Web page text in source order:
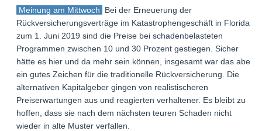
Meinung am Mittwoch
Bei der Erneuerung der
Rückversicherungsverträge im Katastrophengeschäft in Florida
zum 1. Juni 2019 sind die Preise bei schadenbelasteten
Programmen zwischen 10 und 30 Prozent gestiegen. Sicher
hätte es hier und da mehr sein können, insgesamt war das aber
ein gutes Zeichen für die traditionelle Rückversicherung. Die
alternativen Kapitalgeber gingen von realistischeren
Preiserwartungen aus und reagierten verhaltener. Es bleibt zu
hoffen, dass sie nach dem nächsten teuren Schaden nicht
wieder in alte Muster verfallen.